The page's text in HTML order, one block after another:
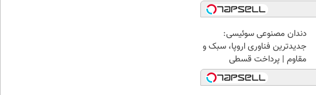
دندان مصنوعی سوئیسی:
جدیدترین فناوری اروپا، سبک و
مقاوم | پرداخت قسطی